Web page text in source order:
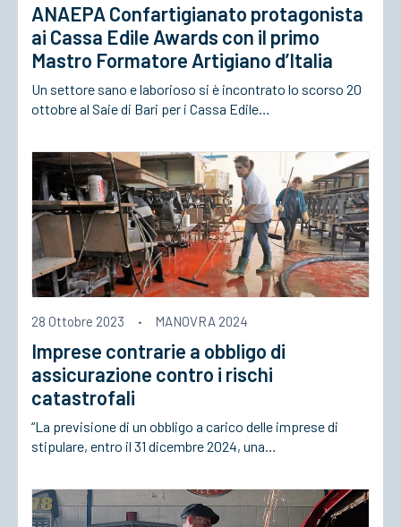
ANAEPA Confartigianato protagonista
ai Cassa Edile Awards con il primo
Mastro Formatore Artigiano d’Italia
Un settore sano e laborioso si è incontrato lo scorso 20
ottobre al Saie di Bari per i Cassa Edile…
28 Ottobre 2023 · MANOVRA 2024
Imprese contrarie a obbligo di
assicurazione contro i rischi
catastrofali
“La previsione di un obbligo a carico delle imprese di
stipulare, entro il 31 dicembre 2024, una…